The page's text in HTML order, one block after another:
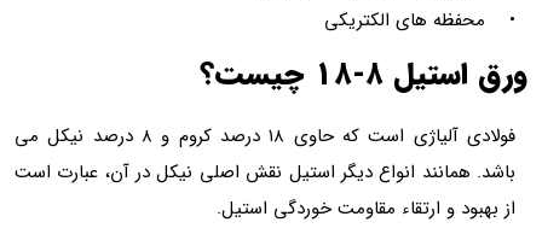
• محفظه های الکتریکی
ورق استیل ۸-۱۸ چیست؟
فولادی آلیاژی است که حاوی ۱۸ درصد کروم و ۸ درصد نیکل می
باشد. همانند انواع دیگر استیل نقش اصلی نیکل در آن، عبارت است
از بهبود و ارتقاء مقاومت خوردگی استیل.